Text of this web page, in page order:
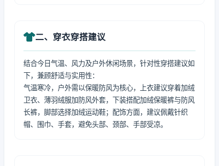
二、穿衣穿搭建议
结合今日气温、风力及户外休闲场景，针对性穿搭建议如
下，兼顾舒适与实用性：
气温寒冷，户外需以保暖防风为核心，上衣建议穿着加绒
卫衣、薄羽绒服加防风外套，下装搭配加绒保暖裤与防风
长裤，脚部选择加绒运动鞋；配饰方面，建议佩戴针织
帽、围巾、手套，避免头部、颈部、手部受凉。